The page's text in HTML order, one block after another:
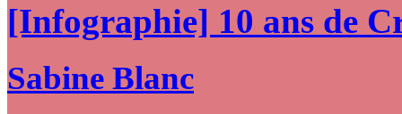
[Infographie] 10 ans de
Sabine Blanc